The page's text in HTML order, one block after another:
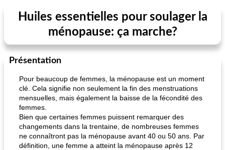
Huiles essentielles pour soulager la
ménopause: ça marche?
Présentation
Pour beaucoup de femmes, la ménopause est un moment
clé. Cela signifie non seulement la fin des menstruations
mensuelles, mais également la baisse de la fécondité des
femmes.
Bien que certaines femmes puissent remarquer des
changements dans la trentaine, de nombreuses femmes
ne connaîtront pas la ménopause avant 40 ou 50 ans. Par
définition, une femme a atteint la ménopause après 12